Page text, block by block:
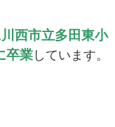
西市立多田東小
卒業 しています。